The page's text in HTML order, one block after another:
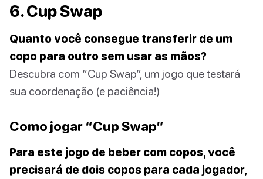
6. Cup Swap
Quanto você consegue transferir de um
copo para outro sem usar as mãos?
Descubra com “Cup Swap”, um jogo que testará
sua coordenação (e paciência!)
Como jogar “Cup Swap”
Para este jogo de beber com copos, você
precisará de dois copos para cada jogador,